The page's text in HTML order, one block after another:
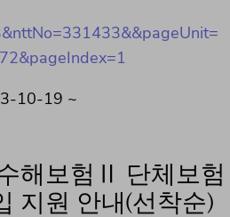
10-19 ~
해보험Ⅱ 단체보험
지원 안내(선착순)